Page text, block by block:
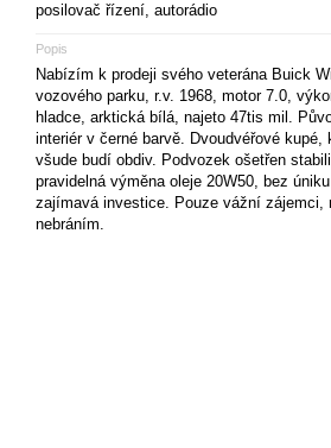
posilovač řízení, autorádio
Popis
Nabízím k prodeji svého veterána Buick
vozového parku, r.v. 1968, motor 7.0,
hladce, arktická bílá, najeto 47tis mil.
interiér v černé barvě. Dvoudvéřové
všude budí obdiv. Podvozek ošetřen
pravidelná výměna oleje 20W50, bez
zajímavá investice. Pouze vážní zájemci,
nebráním.